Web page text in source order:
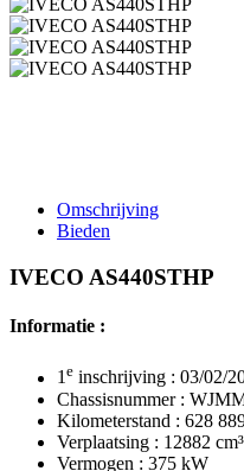
Omschrijving
Bieden
IVECO AS440STHP
Informatie :
1e inschrijving : 03/02/
Chassisnummer :
Kilometerstand : 628
Verplaatsing : 12882 cm³
Vermogen : 375 kW